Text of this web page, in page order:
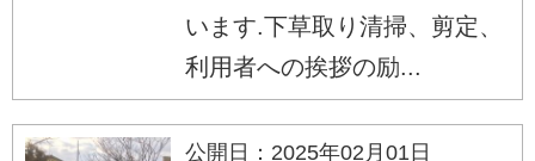
います.下草取り清掃、剪定、
利用者への挨拶の励...
公開日：2025年02月01日